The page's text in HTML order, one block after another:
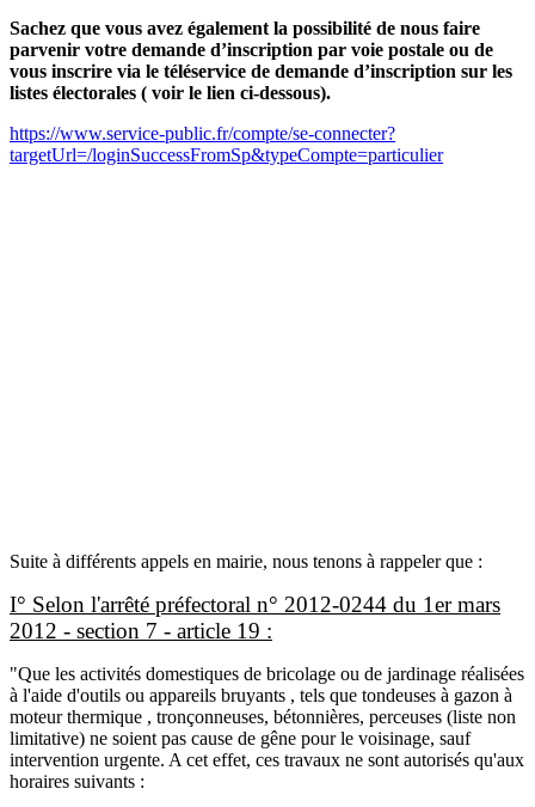
Sachez que vous avez également la possibilité de nous faire
parvenir votre demande d’inscription par voie postale ou de
vous inscrire via le téléservice de demande d’inscription sur les
listes électorales ( voir le lien ci-dessous).
https://www.service-public.fr/compte/se-connecter?
targetUrl=/loginSuccessFromSp&typeCompte=particulier
Suite à différents appels en mairie, nous tenons à rappeler que :
I° Selon l'arrêté préfectoral n° 2012-0244 du 1er mars
2012 - section 7 - article 19 :
"Que les activités domestiques de bricolage ou de jardinage réalisées
à l'aide d'outils ou appareils bruyants , tels que tondeuses à gazon à
moteur thermique , tronçonneuses, bétonnières, perceuses (liste non
limitative) ne soient pas cause de gêne pour le voisinage, sauf
intervention urgente. A cet effet, ces travaux ne sont autorisés qu'aux
horaires suivants :